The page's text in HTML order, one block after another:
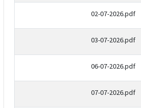
02-07-2026.pdf
03-07-2026.pdf
06-07-2026.pdf
07-07-2026.pdf